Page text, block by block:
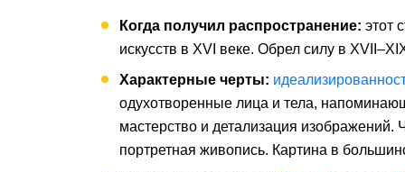
Когда получил распространение: этот
искусств в XVI веке. Обрел силу в
Характерные черты:
одухотворенные лица и тела,
мастерство и детализация
портретная живопись. Картина в